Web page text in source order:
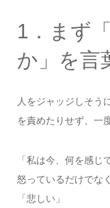
1．まず
か」を言
人をジャッジしそう
を責めたりせず、一
「私は今、何を感じ
怒っているだけでなく
「悲しい」